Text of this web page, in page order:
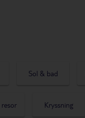
Sol & bad
Kryssning